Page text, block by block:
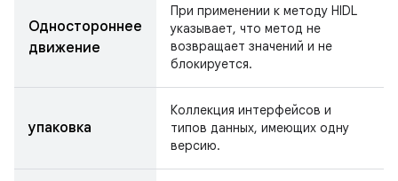
Одностороннее
движение
При применении к методу HIDL
указывает, что метод не
возвращает значений и не
блокируется.
упаковка
Коллекция интерфейсов и
типов данных, имеющих одну
версию.